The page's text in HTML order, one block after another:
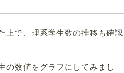
上で、理系学生数の推移も確認
の数値をグラフにしてみまし